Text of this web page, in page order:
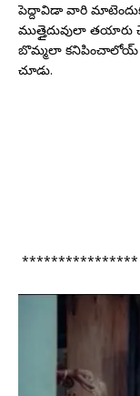
పెద్దావిడా వారి
ముత్తైదువులా తయారు
బొమ్మలా కనిపించాలోయ్
చూడు.
****************